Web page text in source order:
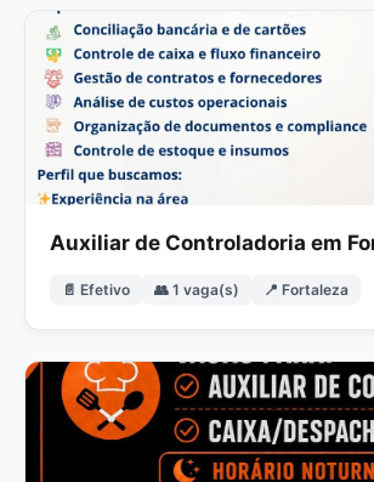
Auxiliar de Controladoria em
📄 Efetivo 👥 1 vaga(s) 📍 Fortaleza